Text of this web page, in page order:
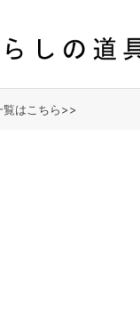
覧はこちら>>